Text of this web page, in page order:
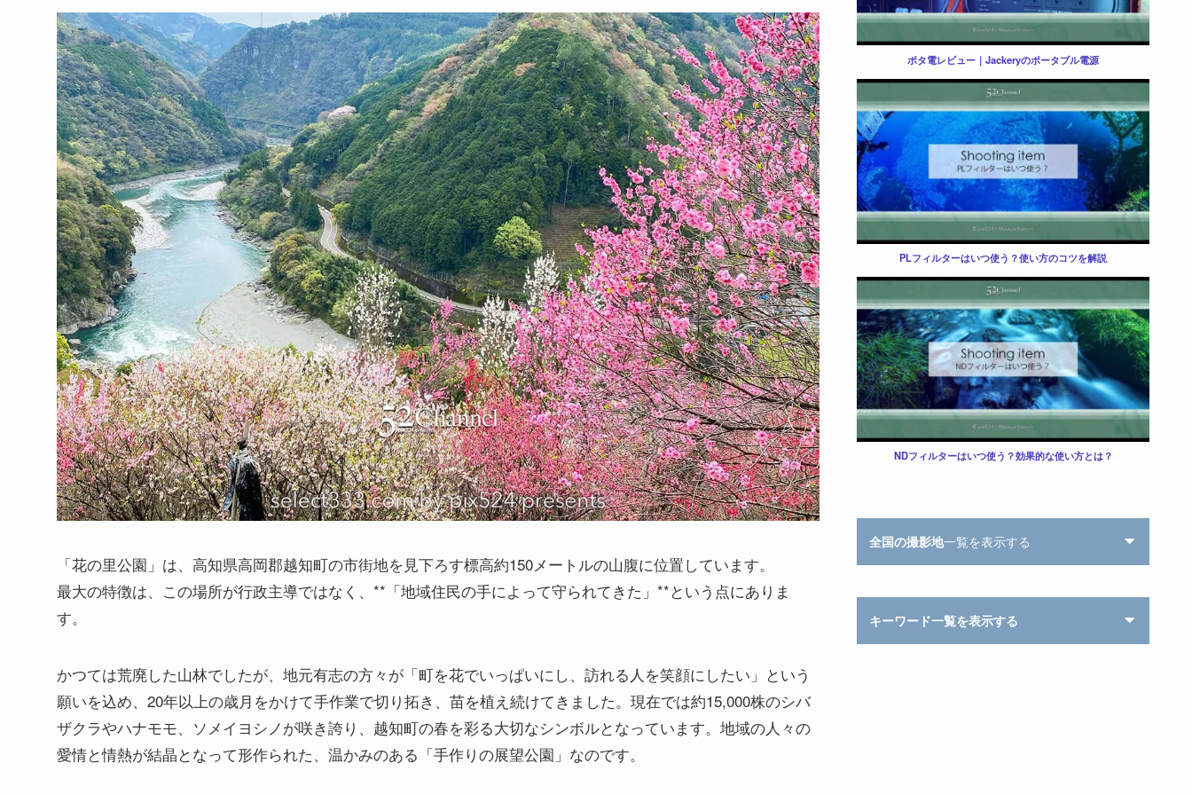
「花の里公園」は、高知県高岡郡越知町の市街地を見下ろす標高約150メートルの山腹に位置しています。
最大の特徴は、この場所が行政主導ではなく、**「地域住民の手によって守られてきた」**という点にありま
す。
かつては荒廃した山林でしたが、地元有志の方々が「町を花でいっぱいにし、訪れる人を笑顔にしたい」という
願いを込め、20年以上の歳月をかけて手作業で切り拓き、苗を植え続けてきました。現在では約15,000株のシバ
ザクラやハナモモ、ソメイヨシノが咲き誇り、越知町の春を彩る大切なシンボルとなっています。地域の人々の
愛情と情熱が結晶となって形作られた、温かみのある「手作りの展望公園」なのです。
ポタ電レビュー｜Jackeryのポータブル電源
PLフィルターはいつ使う？使い方のコツを解説
NDフィルターはいつ使う？効果的な使い方とは？
全国の撮影地一覧を表示する
キーワード一覧を表示する